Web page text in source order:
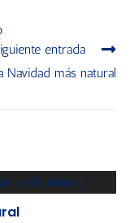
entrada
Navidad más natural